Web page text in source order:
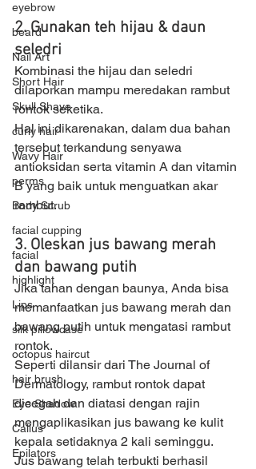
eyebrow
beard
Nail Art
Short Hair
Skull Shave
curly hair
Wavy Hair
perms
Body Scrub
facial cupping
facial
highlight
Lips
silk pillowcase
octopus haircut
hair brush
Eye Shadow
Callus
Epilators
2. Gunakan teh hijau & daun
seledri
Kombinasi the hijau dan seledri
dilaporkan mampu meredakan rambut
rontok seketika.
Hal ini dikarenakan, dalam dua bahan
tersebut terkandung senyawa
antioksidan serta vitamin A dan vitamin
B yang baik untuk menguatkan akar
rambut.
3. Oleskan jus bawang merah
dan bawang putih
Jika tahan dengan baunya, Anda bisa
memanfaatkan jus bawang merah dan
bawang putih untuk mengatasi rambut
rontok.
Seperti dilansir dari The Journal of
Dermatology, rambut rontok dapat
dicegah dan diatasi dengan rajin
mengaplikasikan jus bawang ke kulit
kepala setidaknya 2 kali seminggu.
Jus bawang telah terbukti berhasil